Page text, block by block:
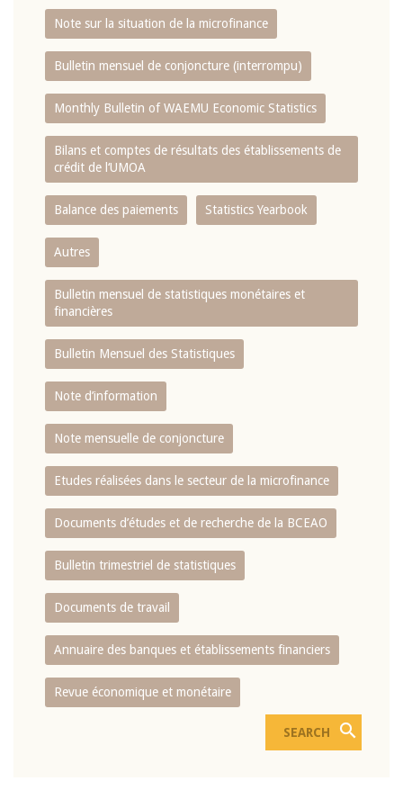
Note sur la situation de la microfinance
Bulletin mensuel de conjoncture (interrompu)
Monthly Bulletin of WAEMU Economic Statistics
Bilans et comptes de résultats des établissements de
crédit de l‘UMOA
Balance des paiements Statistics Yearbook
Autres
Bulletin mensuel de statistiques monétaires et
financières
Bulletin Mensuel des Statistiques
Note d’information
Note mensuelle de conjoncture
Etudes réalisées dans le secteur de la microfinance
Documents d’études et de recherche de la BCEAO
Bulletin trimestriel de statistiques
Documents de travail
Annuaire des banques et établissements financiers
Revue économique et monétaire